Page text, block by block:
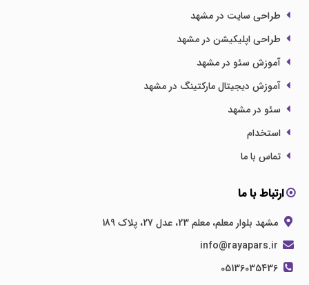
طراحی سایت در مشهد
طراحی اپلیکیشن در مشهد
آموزش سئو در مشهد
آموزش دیجیتال مارکتینگ در مشهد
سئو در مشهد
استخدام
تماس با ما
ارتباط با ما
مشهد بلوار معلم، معلم 23، عدل 27، پلاک 189
05136035436